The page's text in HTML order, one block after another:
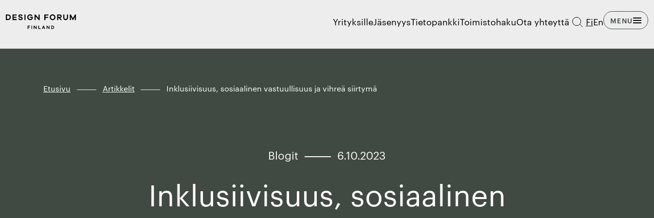
Siirry
suoraan
sisältöön
Design
YrityksilleJäsenyysTietopankkiToimistohakuOta yhteyttä FiEn MENU
Etusivu Artikkelit Inklusiivisuus, sosiaalinen vastuullisuus ja vihreä siirtymä
Blogit 6.10.2023
Inklusiivisuus, sosiaalinen